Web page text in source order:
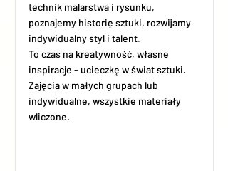
technik malarstwa i rysunku,
poznajemy historię sztuki, rozwijamy
indywidualny styl i talent.
To czas na kreatywność, własne
inspiracje - ucieczkę w świat sztuki.
Zajęcia w małych grupach lub
indywidualne, wszystkie materiały
wliczone.